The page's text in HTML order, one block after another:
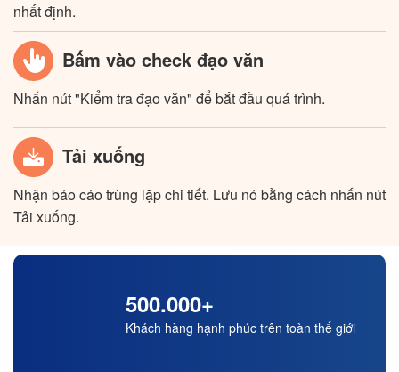
nhất định.
Bấm vào check đạo văn
Nhấn nút "Kiểm tra đạo văn" để bắt đầu quá trình.
Tải xuống
Nhận báo cáo trùng lặp chi tiết. Lưu nó bằng cách nhấn nút
Tải xuống.
500.000+
Khách hàng hạnh phúc trên toàn thế giới